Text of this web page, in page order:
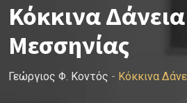
Κόκκινα
Μεσσηνίας
Γεώργιος Φ. Κοντός - Κόκκινα